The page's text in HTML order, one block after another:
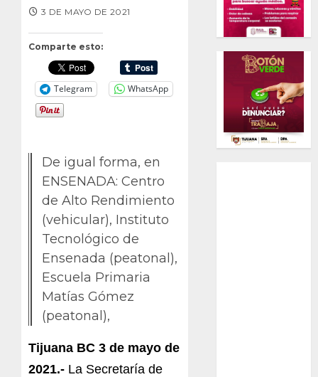
Comparte esto:
Telegram WhatsApp
3 DE MAYO DE 2021
De igual forma, en
ENSENADA: Centro
de Alto Rendimiento
(vehicular), Instituto
Tecnológico de
Ensenada (peatonal),
Escuela Primaria
Matías Gómez
(peatonal),
Tijuana BC 3 de mayo de
2021.- La Secretaría de